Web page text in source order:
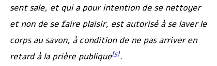
sent sale, et qui a pour intention de se nettoyer
et non de se faire plaisir, est autorisé à se laver le
corps au savon, à condition de ne pas arriver en
retard à la prière publique[5].